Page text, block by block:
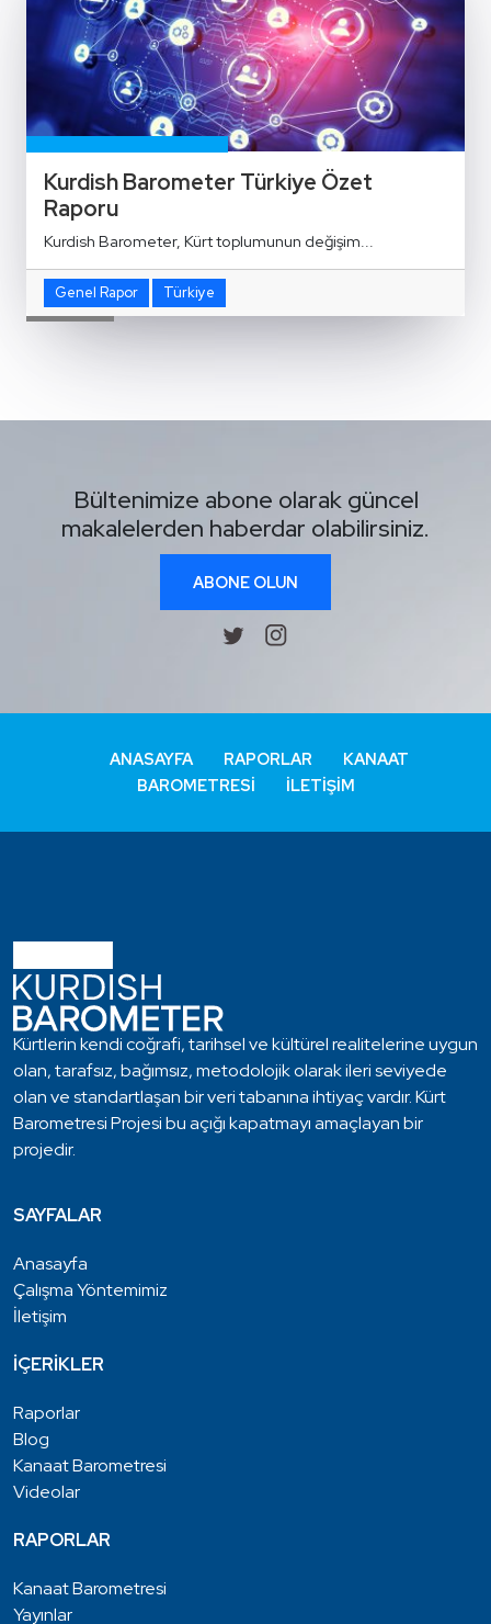
Kurdish Barometer Türkiye Özet
Raporu
Kurdish Barometer, Kürt toplumunun değişim...
Genel Rapor Türkiye
Bültenimize abone olarak güncel
makalelerden haberdar olabilirsiniz.
ABONE OLUN
ANASAYFA RAPORLAR
KANAAT
BAROMETRESI
İLETIŞIM
Kürtlerin kendi coğrafi, tarihsel ve kültürel realitelerine uygun
olan, tarafsız, bağımsız, metodolojik olarak ileri seviyede
olan ve standartlaşan bir veri tabanına ihtiyaç vardır. Kürt
Barometresi Projesi bu açığı kapatmayı amaçlayan bir
projedir.
SAYFALAR
Anasayfa
Çalışma Yöntemimiz
İletişim
İÇERİKLER
Raporlar
Blog
Kanaat Barometresi
Videolar
RAPORLAR
Kanaat Barometresi
Yayınlar